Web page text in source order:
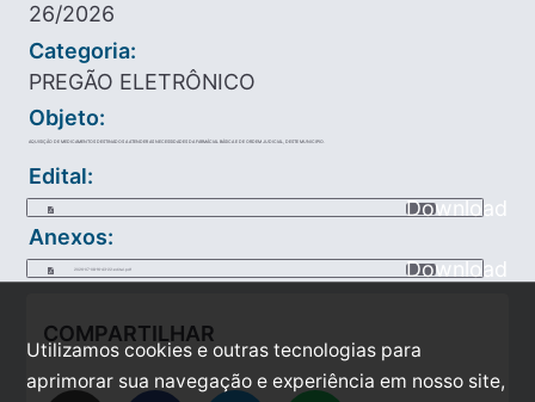
26/2026
Categoria:
PREGÃO ELETRÔNICO
Objeto:
AQUISIÇÃO DE MEDICAMENTOS DESTINADOS A ATENDER AS NECESSIDADES DA FARMÁCIAL BÁSICA E DE ORDEM JUDICIAL, DESTE MUNICIPIO.
Edital:
Download
Anexos:
2026-07-08-16-43-22-edital.pdf Download
COMPARTILHAR
Utilizamos cookies e outras tecnologias para
aprimorar sua navegação e experiência em nosso site,